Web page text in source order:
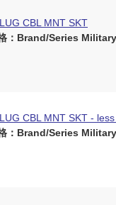
CBL MNT SKT
：Brand/Series Military
CBL MNT SKT -
：Brand/Series Military